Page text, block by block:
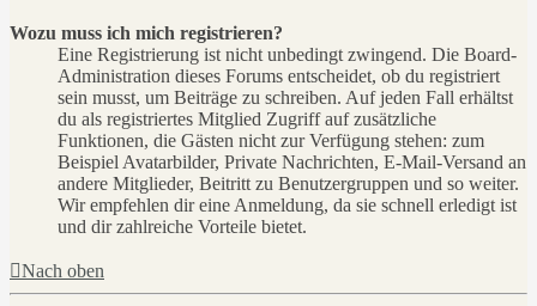
Wozu muss ich mich registrieren?
Eine Registrierung ist nicht unbedingt zwingend. Die Board-
Administration dieses Forums entscheidet, ob du registriert
sein musst, um Beiträge zu schreiben. Auf jeden Fall erhältst
du als registriertes Mitglied Zugriff auf zusätzliche
Funktionen, die Gästen nicht zur Verfügung stehen: zum
Beispiel Avatarbilder, Private Nachrichten, E-Mail-Versand an
andere Mitglieder, Beitritt zu Benutzergruppen und so weiter.
Wir empfehlen dir eine Anmeldung, da sie schnell erledigt ist
und dir zahlreiche Vorteile bietet.
Nach oben